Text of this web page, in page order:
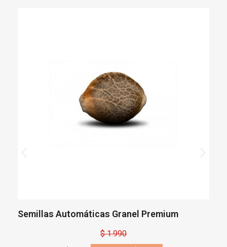
Semillas Automáticas Granel Premium
$ 1.990